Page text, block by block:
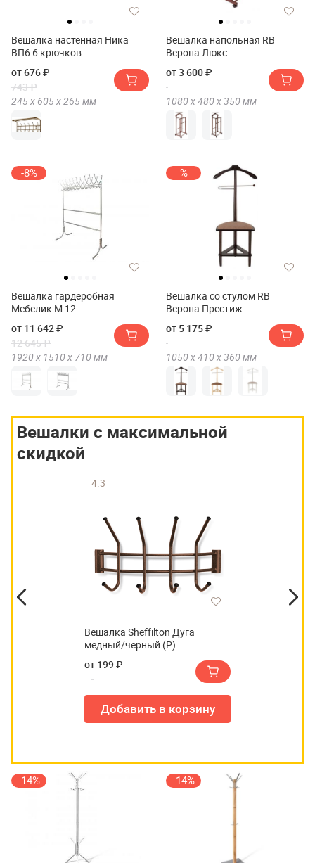
Вешалка настенная Ника
ВП6 6 крючков
от 676 ₽
743 ₽
245 х 605 х265мм
Вешалка напольная RB
Верона Люкс
от 3 600 ₽
1080 х480 х350 мм
-8%
Вешалка гардеробная
Мебелик М 12
от 11 642 ₽
12 645 ₽
1920 х 1510 х 710 мм
%
Вешалка со стулом RB
Верона Престиж
от 5 175 ₽
1050 х410 х360 мм
Вешалки с максимальной
скидкой
4.3
Вешалка Sheffilton Дуга
медный/черный (Р)
от 199 ₽
Добавить в корзину
-14% -14%